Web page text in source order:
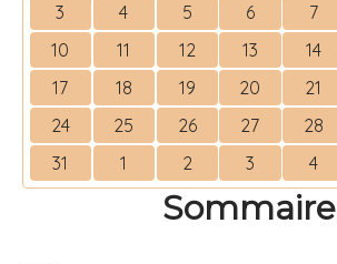
3
4 5 6 7
10
11 12 13 14
17
18 19 20 21
24
25 26 27 28
31
1 2 3 4
Sommaire